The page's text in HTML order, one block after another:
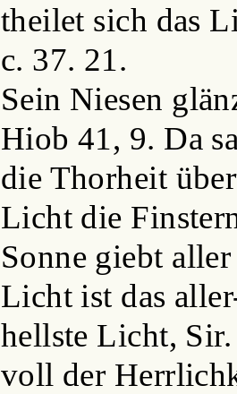
theilet sich das
c. 37. 21.
Sein Niesen
Hiob 41, 9. Da
die Thorheit
Licht die
Sonne giebt
Licht ist das
hellste Licht,
voll der